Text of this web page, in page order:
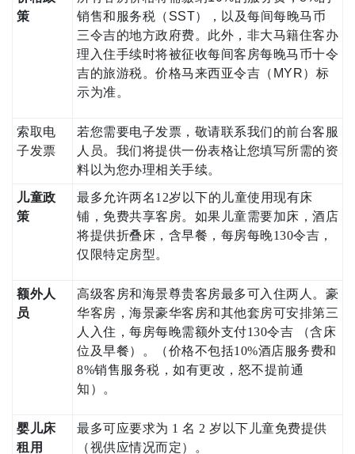
策
销售和服务税（SST），以及每间每晚马币
三令吉的地方政府费。此外，非大马籍住客办
理入住手续时将被征收每间客房每晚马币十令
吉的旅游税。价格马来西亚令吉（MYR）标
示为准。
索取电
子发票
若您需要电子发票，敬请联系我们的前台客服
人员。我们将提供一份表格让您填写所需的资
料以为您办理相关手续。
儿童政
策
最多允许两名12岁以下的儿童使用现有床
铺，免费共享客房。如果儿童需要加床，酒店
将提供折叠床，含早餐，每房每晚130令吉，
仅限特定房型。
额外人
员
高级客房和海景尊贵客房最多可入住两人。豪
华客房，海景豪华客房和其他套房可安排第三
人入住，每房每晚需额外支付130令吉 （含床
位及早餐）。（价格不包括10%酒店服务费和
8%销售服务税，如有更改，怒不提前通
知）。
婴儿床
租用
最多可应要求为 1 名 2 岁以下儿童免费提供
（视供应情况而定）。